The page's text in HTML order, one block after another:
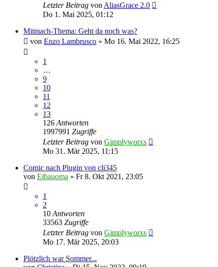
Letzter Beitrag von AliasGrace 2.0
Do 1. Mai 2025, 01:12
Mitmach-Thema: Geht da noch was?
von Enzo Lambrusco » Mo 16. Mai 2022, 16:25
1
…
9
10
11
12
13
126 Antworten
1997991 Zugriffe
Letzter Beitrag von Gimplyworxs
Mo 31. Mär 2025, 11:15
Comic nach Plugin von cli345
von Eibauoma » Fr 8. Okt 2021, 23:05
1
2
10 Antworten
33563 Zugriffe
Letzter Beitrag von Gimplyworxs
Mo 17. Mär 2025, 20:03
Plötzlich war Sommer...